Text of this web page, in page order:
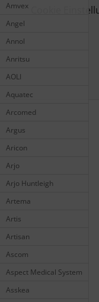
Amvex
Angel
Annol
Anritsu
AOLI
Aquatec
Arcomed
Argus
Aricon
Arjo
Arjo Huntleigh
Artema
Artis
Artisan
Ascom
Aspect Medical System
Asskea
Cookie